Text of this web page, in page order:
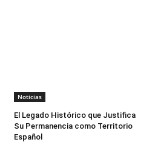
Noticias
El Legado Histórico que Justifica
Su Permanencia como Territorio
Español